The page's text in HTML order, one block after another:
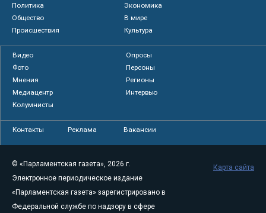
Политика
Экономика
Общество
В мире
Происшествия
Культура
Видео
Опросы
Фото
Персоны
Мнения
Регионы
Медиацентр
Интервью
Колумнисты
Контакты Реклама Вакансии
© «Парламентская газета», 2026 г.
Электронное периодическое издание
«Парламентская газета» зарегистрировано в
Федеральной службе по надзору в сфере
Карта сайта